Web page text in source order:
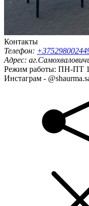
Контакты
Телефон:
Адрес:
Режим работы: ПН-ПТ
Инстаграм -